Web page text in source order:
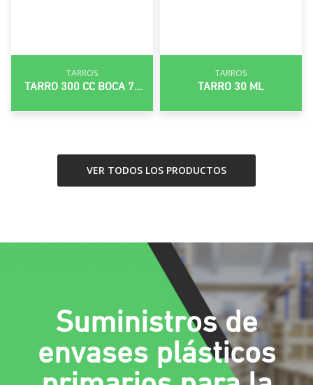
TARROS
TARRO 300 CC BOCA 70
TARROS
TARRO 30 ML
VER TODOS LOS PRODUCTOS
Suministros de
envases plásticos